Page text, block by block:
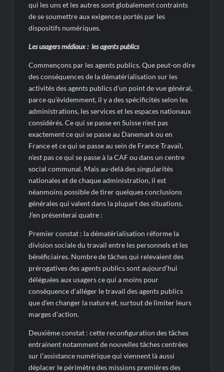
qui les uns et les autres sont globalement contraints
de se soumettre aux exigences portés par les
dispositifs numériques.
Les usagers médiaux : les agents publics
Commençons par les agents publics. Que peut-on dire
des conséquences de la dématérialisation sur les
activités des agents publics d’un point de vue général,
parce qu’évidemment, il y a des spécificités selon les
administrations, les services et les espaces nationaux
considérés. Ce qui se passe en Suisse n’est pas
exactement ce qui se passe au Danemark ou en
France et ce qui se passe au sein de France Travail,
n’est pas ce qui se passe à la CAF ou dans un centre
social communal. Mais au-delà des singularités
nationales et de chaque administration, il est
néanmoins possible de tirer quelques conclusions
générales qui valent dans la plupart des situations.
J’en présenterai quatre :
Premier constat : la dématérialisation réforme la
division sociale du travail entre les personnels et les
bénéficiaires. Nombre de tâches qui relevaient des
prérogatives des agents publics sont aujourd’hui
déléguées aux usagers ce qui a moins pour
conséquence d’alléger le travail des agents publics
que d’en changer la nature et, surtout de limiter leurs
marges d’action.
Deuxième constat : cette reconfiguration des tâches
entrainent notamment de nouvelles tâches centrées
sur l’assistance numérique qui viennent là aussi
déplacer le périmètre des missions premières des